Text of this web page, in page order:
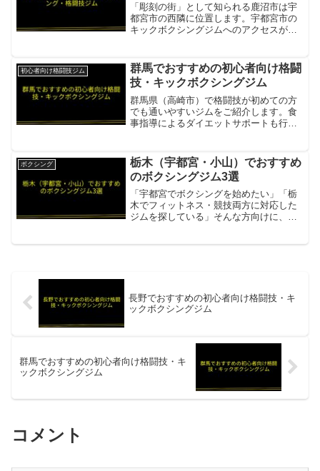
「彫刻の街」として知られる鹿沼市は宇
都宮市の西隣に位置します。宇都宮市の
キックボクシングジムへのアクセスが良
ト）鹿沼市から近い宇都宮市のキックボ
クシングジム・なりた...
初心者向け格闘技ジム
群馬でおすすめの初心者向け格闘
技・キックボクシングジム
群馬県（高崎市）で格闘技が初めての方
でも通いやすいジムをご紹介します。食
事指導によるダイエットサポートも行う
験で不安な方も安心して楽しめるジム。
基礎からの丁寧な指導。...
ボクシング
栃木（宇都宮・小山）でおすすめ
のボクシングジム3選
「宇都宮でボクシングを始めたい」「栃
木でフィットネス・競技両方に対応した
ジムを探している」そんな方向けに、栃
長野でおすすめの初心者向け格闘技・キ
ックボクシングジム
群馬でおすすめの初心者向け格闘技・キ
ックボクシングジム
コメント